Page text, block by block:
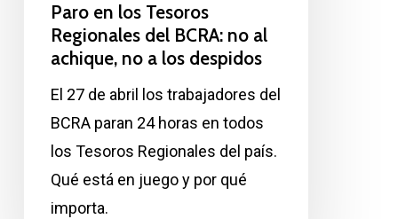
Paro en los Tesoros
Regionales del BCRA: no al
achique, no a los despidos
El 27 de abril los trabajadores del
BCRA paran 24 horas en todos
los Tesoros Regionales del país.
Qué está en juego y por qué
importa.